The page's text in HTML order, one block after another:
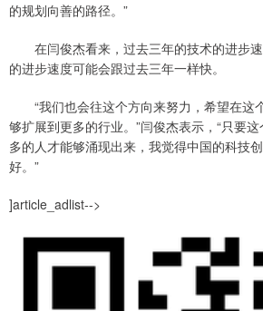
的规划向善的路径。”
在闫俊杰看来，过去三年的技术的进步
的进步速度可能会跟过去三年一样快。
“我们也会往这个方向来努力，希望在这
够扩展到更多的行业。”闫俊杰表示，“只要
多的人才能够涌现出来，我觉得中国的科技
好。”
]article_adlist-->